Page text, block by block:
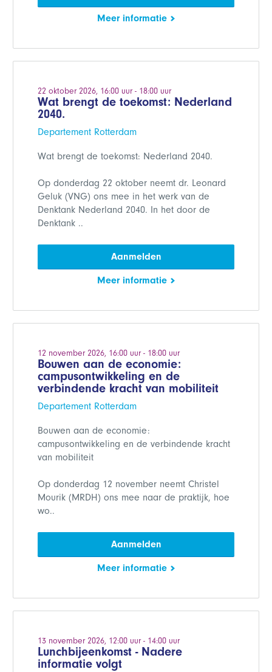
Meer informatie
22 oktober 2026, 16:00 uur - 18:00 uur
Wat brengt de toekomst: Nederland
2040.
Departement Rotterdam
Wat brengt de toekomst: Nederland 2040.
Op donderdag 22 oktober neemt dr. Leonard
Geluk (VNG) ons mee in het werk van de
Denktank Nederland 2040. In het door de
Denktank ..
Aanmelden
Meer informatie
12 november 2026, 16:00 uur - 18:00 uur
Bouwen aan de economie:
campusontwikkeling en de
verbindende kracht van mobiliteit
Departement Rotterdam
Bouwen aan de economie:
campusontwikkeling en de verbindende kracht
van mobiliteit
Op donderdag 12 november neemt Christel
Mourik (MRDH) ons mee naar de praktijk, hoe
wo..
Aanmelden
Meer informatie
13 november 2026, 12:00 uur - 14:00 uur
Lunchbijeenkomst - Nadere
informatie volgt